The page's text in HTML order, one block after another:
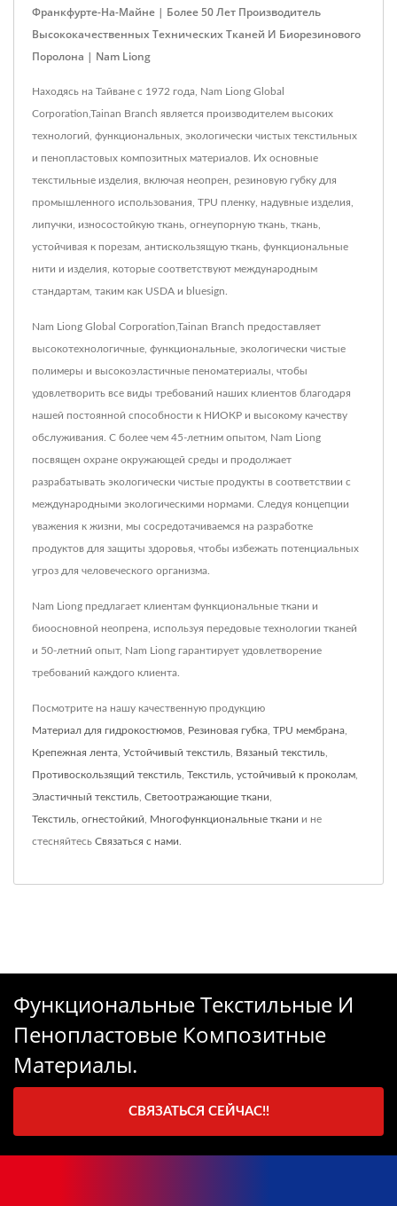
Франкфурте-На-Майне | Более 50 Лет Производитель
Высококачественных Технических Тканей И Биорезинового
Поролона | Nam Liong
Находясь на Тайване с 1972 года, Nam Liong Global
Corporation,Tainan Branch является производителем высоких
технологий, функциональных, экологически чистых текстильных
и пенопластовых композитных материалов. Их основные
текстильные изделия, включая неопрен, резиновую губку для
промышленного использования, TPU пленку, надувные изделия,
липучки, износостойкую ткань, огнеупорную ткань, ткань,
устойчивая к порезам, антискользящую ткань, функциональные
нити и изделия, которые соответствуют международным
стандартам, таким как USDA и bluesign.
Nam Liong Global Corporation,Tainan Branch предоставляет
высокотехнологичные, функциональные, экологически чистые
полимеры и высокоэластичные пеноматериалы, чтобы
удовлетворить все виды требований наших клиентов благодаря
нашей постоянной способности к НИОКР и высокому качеству
обслуживания. С более чем 45-летним опытом, Nam Liong
посвящен охране окружающей среды и продолжает
разрабатывать экологически чистые продукты в соответствии с
международными экологическими нормами. Следуя концепции
уважения к жизни, мы сосредотачиваемся на разработке
продуктов для защиты здоровья, чтобы избежать потенциальных
угроз для человеческого организма.
Nam Liong предлагает клиентам функциональные ткани и
биоосновной неопрена, используя передовые технологии тканей
и 50-летний опыт, Nam Liong гарантирует удовлетворение
требований каждого клиента.
Посмотрите на нашу качественную продукцию
Материал для гидрокостюмов Резиновая губка TPU мембрана
Крепежная лента Устойчивый текстиль Вязаный текстиль
Противоскользящий текстиль Текстиль, устойчивый к проколам
Эластичный текстиль Светоотражающие ткани
Текстиль, огнестойкий Многофункциональные ткани и не
стесняйтесь Связаться с нами
Функциональные Текстильные И
Пенопластовые Композитные
Материалы.
СВЯЗАТЬСЯ СЕЙЧАС!!